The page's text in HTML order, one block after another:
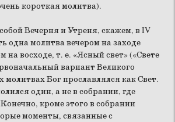
короткая молитва).
Вечерня и Утреня, скажем, в IV
одна молитва вечером на заходе
на восходе, т. е. «Ясный свет» («Свете
вариант Великого
молитвах Бог прославлялся как Свет.
один, а не в собрании, где
кроме этого в собрании
моменты, связанные с